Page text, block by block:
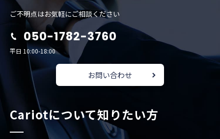
ご不明点はお気軽にご相談ください
050-1782-3760
平日 10:00-18:00
お問い合わせ
Cariotについて知りたい方